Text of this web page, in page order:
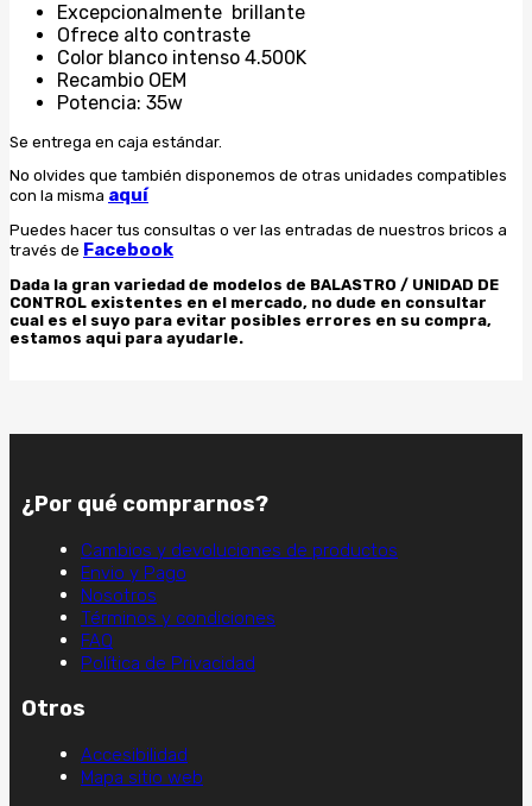
Excepcionalmente brillante
Ofrece alto contraste
Color blanco intenso 4.500K
Recambio OEM
Potencia: 35w
Se entrega en caja estándar.
No olvides que también disponemos de otras unidades compatibles
con la misma aquí
Puedes hacer tus consultas o ver las entradas de nuestros bricos a
través de Facebook
Dada la gran variedad de modelos de BALASTRO / UNIDAD DE
CONTROL existentes en el mercado, no dude en consultar
cual es el suyo para evitar posibles errores en su compra,
estamos aqui para ayudarle.
¿Por qué comprarnos?
Cambios y devoluciones de productos
Envio y Pago
Nosotros
Términos y condiciones
FAQ
Política de Privacidad
Otros
Accesibilidad
Mapa sitio web